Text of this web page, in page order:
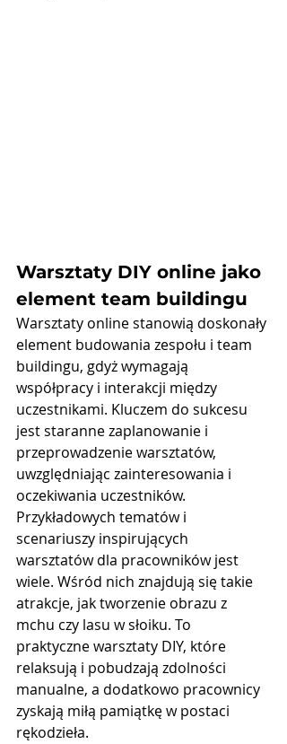
Warsztaty DIY online jako
element team buildingu
Warsztaty online stanowią doskonały
element budowania zespołu i team
buildingu, gdyż wymagają
współpracy i interakcji między
uczestnikami. Kluczem do sukcesu
jest staranne zaplanowanie i
przeprowadzenie warsztatów,
uwzględniając zainteresowania i
oczekiwania uczestników.
Przykładowych tematów i
scenariuszy inspirujących
warsztatów dla pracowników jest
wiele. Wśród nich znajdują się takie
atrakcje, jak tworzenie obrazu z
mchu czy lasu w słoiku. To
praktyczne warsztaty DIY, które
relaksują i pobudzają zdolności
manualne, a dodatkowo pracownicy
zyskają miłą pamiątkę w postaci
rękodzieła.